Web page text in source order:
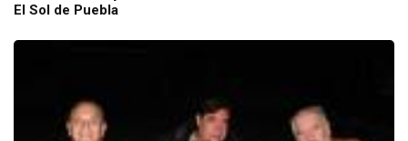
El Sol de Puebla